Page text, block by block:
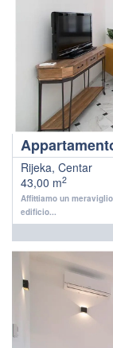
Rijeka, Centar
43,00 m2
Affittiamo un
edificio...